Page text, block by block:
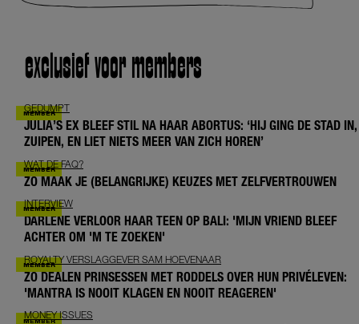
exclusief voor members
GEDUMPT
JULIA’S EX BLEEF STIL NA HAAR ABORTUS: ‘HIJ GING DE STAD IN,
ZUIPEN, EN LIET NIETS MEER VAN ZICH HOREN’
WAT DE FAQ?
ZO MAAK JE (BELANGRIJKE) KEUZES MET ZELFVERTROUWEN
INTERVIEW
DARLENE VERLOOR HAAR TEEN OP BALI: 'MIJN VRIEND BLEEF
ACHTER OM 'M TE ZOEKEN'
ROYALTY VERSLAGGEVER SAM HOEVENAAR
ZO DEALEN PRINSESSEN MET RODDELS OVER HUN PRIVÉLEVEN:
'MANTRA IS NOOIT KLAGEN EN NOOIT REAGEREN'
MONEY ISSUES